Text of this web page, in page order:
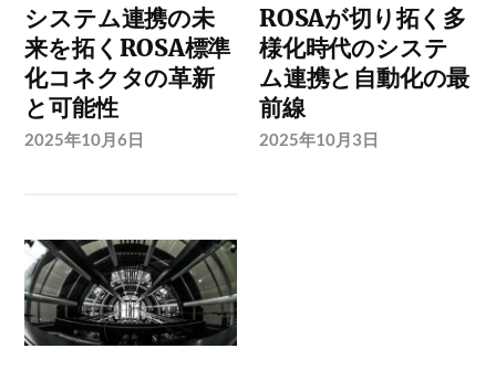
システム連携の未
来を拓くROSA標準
化コネクタの革新
と可能性
2025年10月6日
ROSAが切り拓く多
様化時代のシステ
ム連携と自動化の最
前線
2025年10月3日